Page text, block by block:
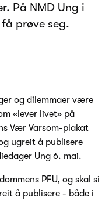
På NMD Ung i
prøve seg.
og dilemmaer være
«lever livet» på
Vær Varsom-plakat
ugreit å publisere
Ung 6. mai.
PFU, og skal si
å publisere - både i